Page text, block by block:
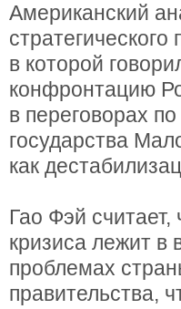
Американский
в которой
конфронтацию
в переговорах
государства
как
Гао Фэй
кризиса лежит в
проблемах
правительства,